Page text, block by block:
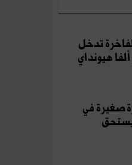
تدخل
هيونداي
صغيرة في
يستحق